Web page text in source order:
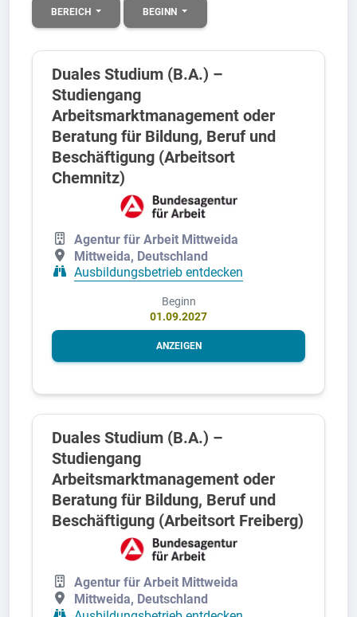
BEREICH BEGINN
Duales Studium (B.A.) –
Studiengang
Arbeitsmarktmanagement oder
Beratung für Bildung, Beruf und
Beschäftigung (Arbeitsort
Chemnitz)
Agentur für Arbeit Mittweida
Mittweida, Deutschland
Ausbildungsbetrieb entdecken
Beginn
01.09.2027
ANZEIGEN
Duales Studium (B.A.) –
Studiengang
Arbeitsmarktmanagement oder
Beratung für Bildung, Beruf und
Beschäftigung (Arbeitsort Freiberg)
Agentur für Arbeit Mittweida
Mittweida, Deutschland